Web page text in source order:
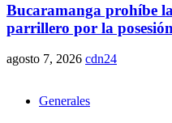
Bucaramanga prohíbe
parrillero por la
agosto 7, 2026 cdn24
Generales